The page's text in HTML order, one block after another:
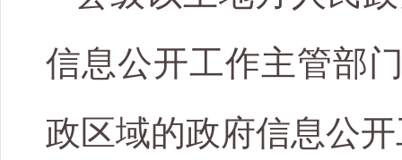
信息公开工作主管部
政区域的政府信息公